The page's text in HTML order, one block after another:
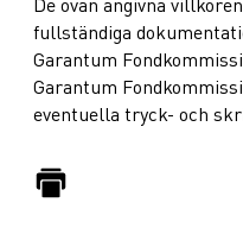
fullständiga
Garantum
Garantum
eventuella tryck- och